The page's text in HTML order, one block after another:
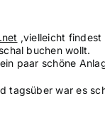
,vielleicht
buchen wollt.
paar schöne
tagsüber war es